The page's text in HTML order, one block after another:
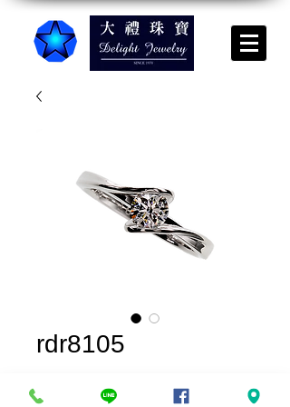
rdr8105
實品上架*請來電諮詢